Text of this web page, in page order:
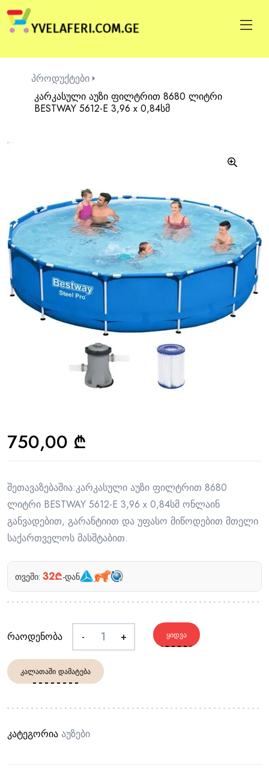
პროდუქტები
კარკასული აუზი ფილტრით 8680 ლიტრი
BESTWAY 5612-E 3,96 x 0,84სმ
750,00 ₾
შეთავაზებაშია:კარკასული აუზი ფილტრით 8680
ლიტრი BESTWAY 5612-E 3,96 x 0,84სმ ონლაინ
განვადებით, გარანტიით და უფასო მიწოდებით მთელი
საქართველოს მასშტაბით.
თვეში: 32₾-დან
რაოდენობა - + ᲧᲘᲓᲕᲐ
ᲙᲐᲚᲐᲗᲐᲨᲘ ᲓᲐᲛᲐᲢᲔᲑᲐ
კატეგორია Აუზები